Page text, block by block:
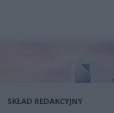
SKŁAD REDAKCYJNY